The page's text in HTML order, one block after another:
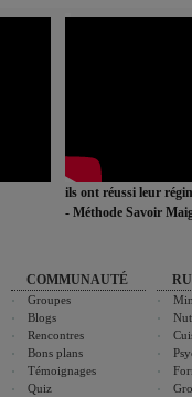
ils ont réussi leur
- Méthode Savoir
COMMUNAUTÉ
Groupes
Blogs
Rencontres
Bons plans
Témoignages
Quiz